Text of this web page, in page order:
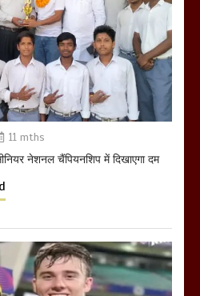
रखने पर लात मार कर होलिका को किया
वालों के साथ की गई गाली
अगर रखी गई होली तो होगा खून
11, 2025
11 mths
नेशनल चैंपियनशिप में दिखाएगा दम